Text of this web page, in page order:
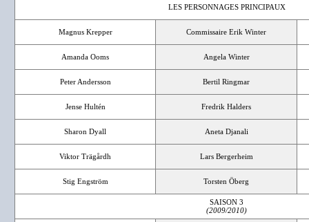
LES PERSONNAGES PRINCIPAUX
Magnus Krepper Commissaire Erik Winter
Amanda Ooms Angela Winter
Peter Andersson Bertil Ringmar
Jense Hultén Fredrik Halders
Sharon Dyall Aneta Djanali
Viktor Trägårdh Lars Bergerheim
Stig Engström Torsten Öberg
SAISON 3
(2009/2010)